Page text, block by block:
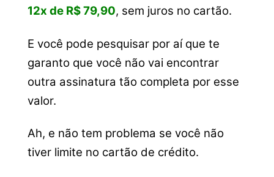
12x de R$ 79,90, sem juros no cartão.
E você pode pesquisar por aí que te
garanto que você não vai encontrar
outra assinatura tão completa por esse
valor.
Ah, e não tem problema se você não
tiver limite no cartão de crédito.